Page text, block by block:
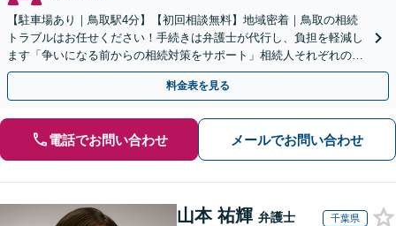
【駐車場あり｜鳥取駅4分】【初回相談無料】地域密着｜鳥取の相続
トラブルはお任せください！手続きは弁護士が代行し、負担を軽減し
ます「争いになる前からの相続対策をサポート」相続人それぞれの立
場を尊重し、冷静に対立の解消を目指します。
料金表を見る
電話でお問い合わせ メールでお問い合わせ
山本 祐輝 弁護士 千葉県